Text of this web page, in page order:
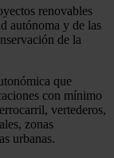
renovables
autónoma y de las
de la
que
con mínimo
vertederos,
zonas
urbanas.